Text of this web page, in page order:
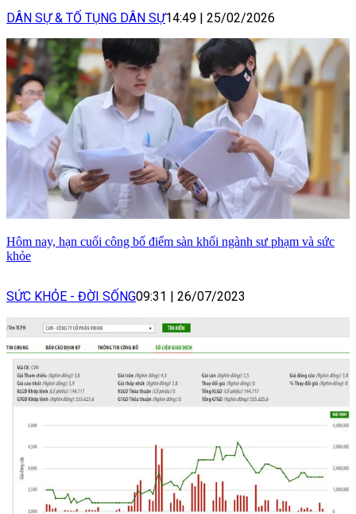
DÂN SỰ & TỐ TỤNG DÂN SỰ14:49 | 25/02/2026
Hôm nay, hạn cuối công bố điểm sàn khối ngành sư phạm và sức
khỏe
SỨC KHỎE - ĐỜI SỐNG09:31 | 26/07/2023